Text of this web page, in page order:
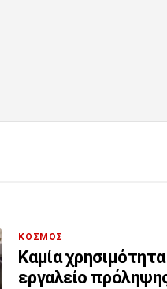
ΚΟΣΜΟΣ
Καμία
εργαλείο